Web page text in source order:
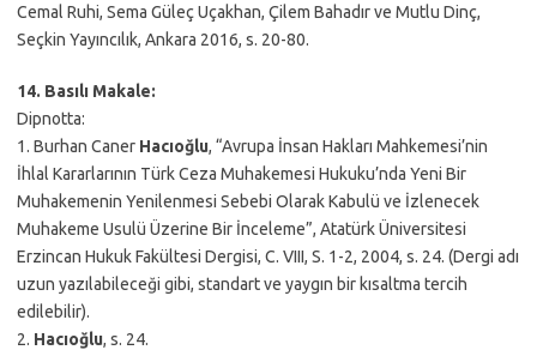
Cemal Ruhi, Sema Güleç Uçakhan, Çilem Bahadır ve Mutlu Dinç,
Seçkin Yayıncılık, Ankara 2016, s. 20-80.
14. Basılı Makale:
Dipnotta:
1. Burhan Caner Hacıoğlu, “Avrupa İnsan Hakları Mahkemesi’nin
İhlal Kararlarının Türk Ceza Muhakemesi Hukuku’nda Yeni Bir
Muhakemenin Yenilenmesi Sebebi Olarak Kabulü ve İzlenecek
Muhakeme Usulü Üzerine Bir İnceleme”, Atatürk Üniversitesi
Erzincan Hukuk Fakültesi Dergisi, C. VIII, S. 1-2, 2004, s. 24. (Dergi adı
uzun yazılabileceği gibi, standart ve yaygın bir kısaltma tercih
edilebilir).
2. Hacıoğlu, s. 24.